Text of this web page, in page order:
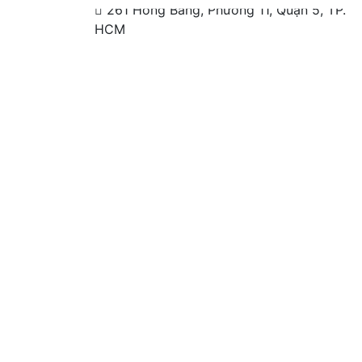
261 Hồng Bàng, Phường 11, Quận 5, TP.
HCM